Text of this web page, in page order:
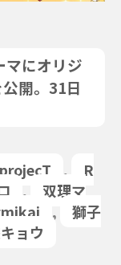
マにオリジ
開。31日
,
R
,
双理マ
,
獅子
ョウ